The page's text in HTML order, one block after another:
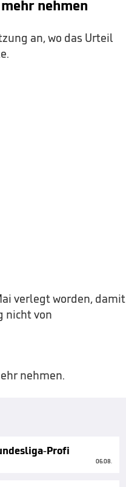
nehmen
an, wo das Urteil
verlegt worden, damit
nicht von
nehmen.
Profi
06.08.